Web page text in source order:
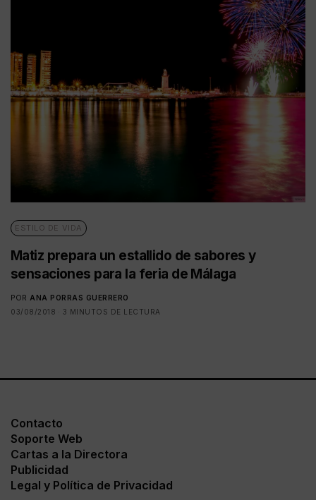
ESTILO DE VIDA
Matiz prepara un estallido de sabores y
sensaciones para la feria de Málaga
POR ANA PORRAS GUERRERO
03/08/2018
3 MINUTOS DE LECTURA
Contacto
Soporte Web
Cartas a la Directora
Publicidad
Legal y Política de Privacidad